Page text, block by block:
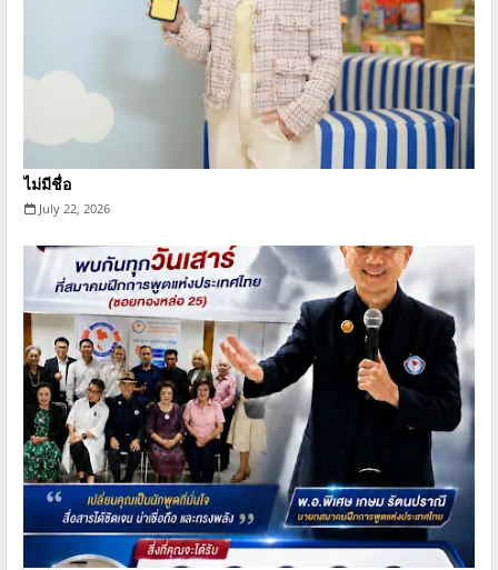
ไม่มีชื่อ
July 22, 2026